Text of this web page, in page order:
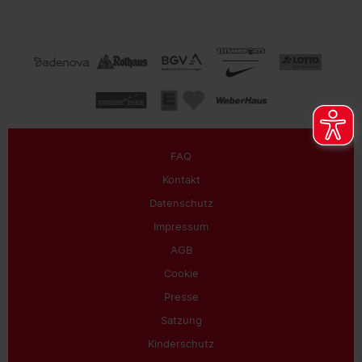
FAQ
Kontakt
Datenschutz
Impressum
AGB
Cookie
Presse
Satzung
Kinderschutz